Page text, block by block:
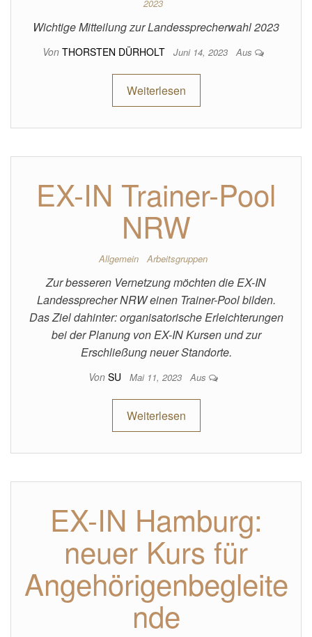
2023
Wichtige Mitteilung zur Landessprecherwahl 2023
Von THORSTEN DÜRHOLT Juni 14, 2023 Aus
Weiterlesen
EX-IN Trainer-Pool
NRW
Allgemein Arbeitsgruppen
Zur besseren Vernetzung möchten die EX-IN
Landessprecher NRW einen Trainer-Pool bilden.
Das Ziel dahinter: organisatorische Erleichterungen
bei der Planung von EX-IN Kursen und zur
Erschließung neuer Standorte.
Von SU Mai 11, 2023 Aus
Weiterlesen
EX-IN Hamburg:
neuer Kurs für
Angehörigenbegleite
nde